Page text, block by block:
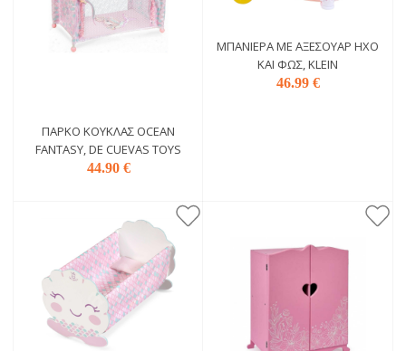
ΠΆΡΚΟ ΚΟΎΚΛΑΣ OCEAN
FANTASY, DE CUEVAS TOYS
44.90 €
MΠΑΝΙΈΡΑ ΜΕ ΑΞΕΣΟΥΆΡ ΉΧΟ
ΚΑΙ ΦΩΣ, KLEIN
46.99 €